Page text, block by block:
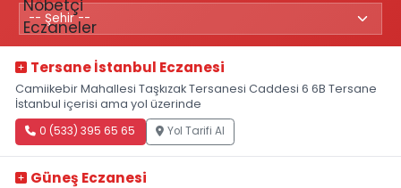
Tersane İstanbul Eczanesi
Camiikebir Mahallesi Taşkızak Tersanesi Caddesi 6 6B Tersane
İstanbul içerisi ama yol üzerinde
0 (533) 395 65 65 Yol Tarifi Al
Güneş Eczanesi